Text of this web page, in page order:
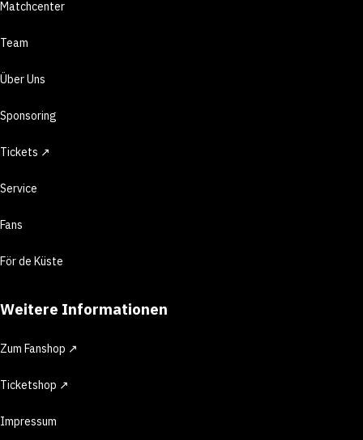
Matchcenter
Team
Über Uns
Sponsoring
Tickets ↗
Service
Fans
För de Küste
Weitere Informationen
Zum Fanshop ↗
Ticketshop ↗
Impressum